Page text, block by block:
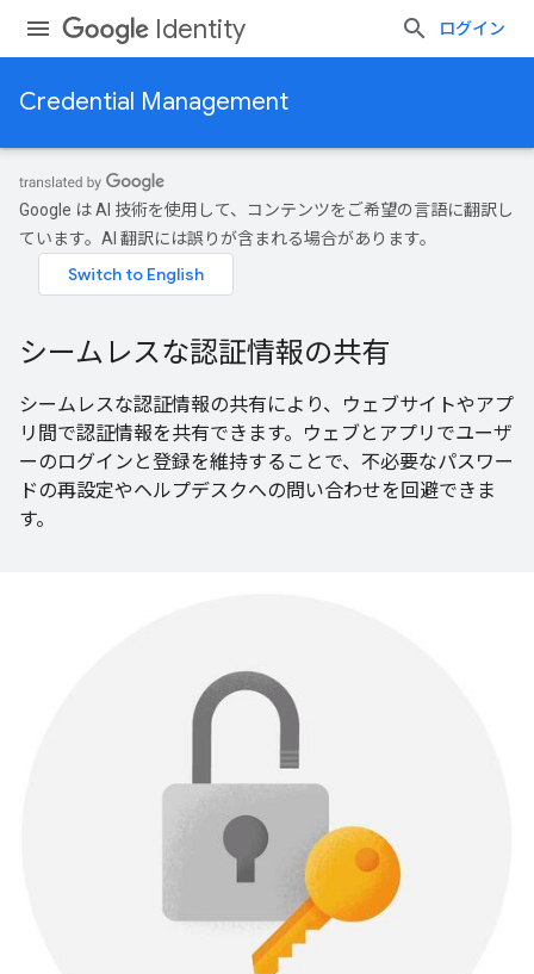
Identity ログイン
Credential Management
Google は AI 技術を使用して、コンテンツをご希望の言語に翻訳し
ています。AI 翻訳には誤りが含まれる場合があります。
シームレスな認証情報の共有
シームレスな認証情報の共有により、ウェブサイトやアプ
リ間で認証情報を共有できます。ウェブとアプリでユーザ
ーのログインと登録を維持することで、不必要なパスワー
ドの再設定やヘルプデスクへの問い合わせを回避できま
す。